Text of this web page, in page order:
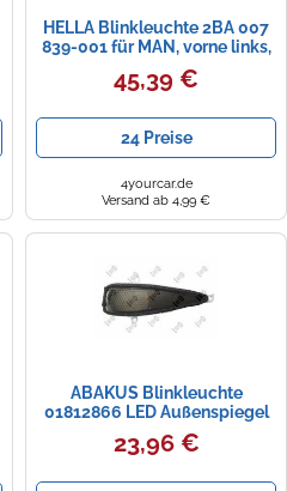
HELLA Blinkleuchte 2BA 007
839-001 für MAN, vorne links,
vorne rechts
45,39 €
24 Preise
4yourcar.de
Versand ab 4,99 €
ABAKUS Blinkleuchte
01812866 LED Außenspiegel
für HONDA
23,96 €